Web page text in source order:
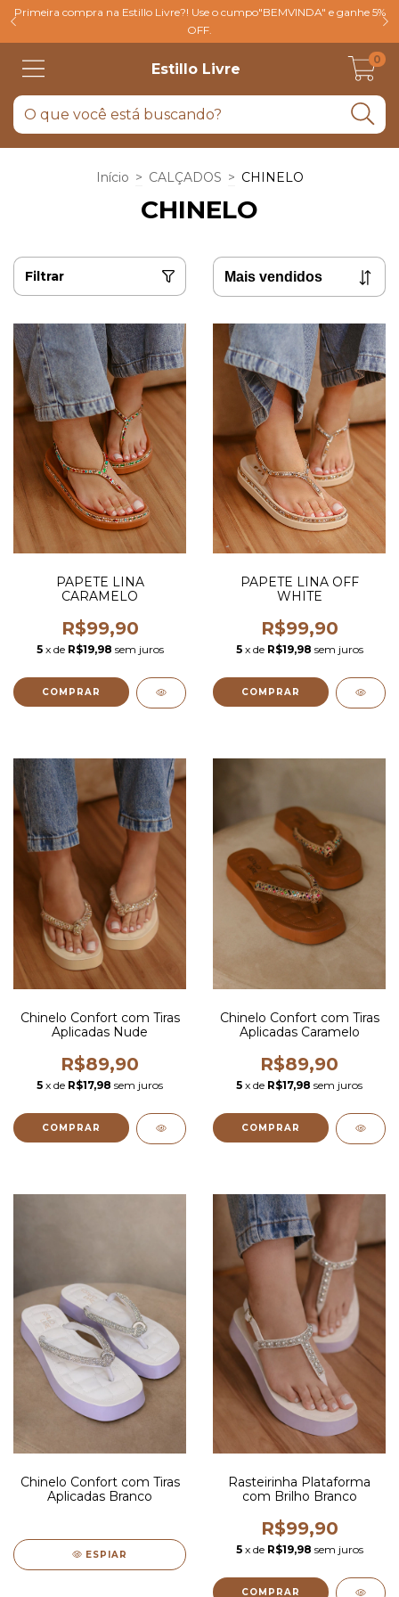
Primeira compra na Estillo Livre?! Use o cumpo"BEMVINDA" e ganhe 5%
OFF.
Estillo Livre
0
Início > CALÇADOS > CHINELO
CHINELO
Filtrar
PAPETE LINA
CARAMELO
R$99,90
5 x de R$19,98 sem juros
COMPRAR
PAPETE LINA OFF
WHITE
R$99,90
5 x de R$19,98 sem juros
COMPRAR
Chinelo Confort com Tiras
Aplicadas Nude
R$89,90
5 x de R$17,98 sem juros
COMPRAR
Chinelo Confort com Tiras
Aplicadas Caramelo
R$89,90
5 x de R$17,98 sem juros
COMPRAR
Chinelo Confort com Tiras
Aplicadas Branco
ESPIAR
Rasteirinha Plataforma
com Brilho Branco
R$99,90
5 x de R$19,98 sem juros
COMPRAR